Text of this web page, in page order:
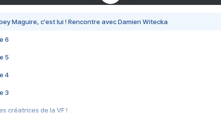
Maguire, c'est lui ! Rencontre avec Damien Witecka
6
5
4
3
créatrices de la VF !